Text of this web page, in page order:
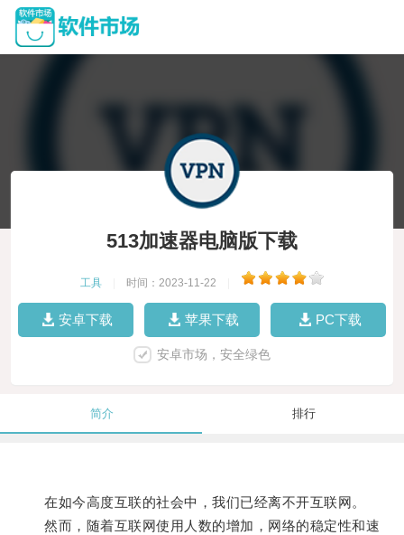
513加速器电脑版下载
工具 时间：2023-11-22
安卓下载 苹果下载 PC下载
安卓市场，安全绿色
简介 排行
在如今高度互联的社会中，我们已经离不开互联网。
然而，随着互联网使用人数的增加，网络的稳定性和速